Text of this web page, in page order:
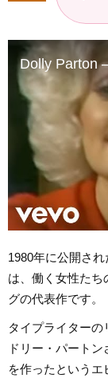
Dolly Parton
1980年に公開さ
は、働く女性たち
グの代表作です。
タイプライターの
ドリー・パート
を作ったというエ